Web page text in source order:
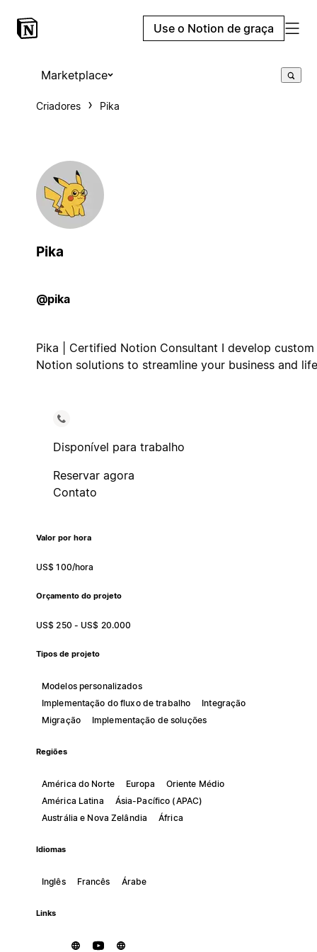
Use o Notion de graça
Marketplace
Criadores Pika
Pika
@pika
Pika | Certified Notion Consultant I develop custom
Notion solutions to streamline your business and
Disponível para trabalho
Reservar agora
Contato
Valor por hora
US$ 100/hora
Orçamento do projeto
US$ 250 - US$ 20.000
Tipos de projeto
Modelos personalizados
Implementação do fluxo de trabalho
Integração
Migração
Implementação de soluções
Regiões
América do Norte Europa
Oriente Médio
América Latina
Ásia-Pacífico (APAC)
Austrália e Nova Zelândia
África
Idiomas
Inglês Francês Árabe
Links